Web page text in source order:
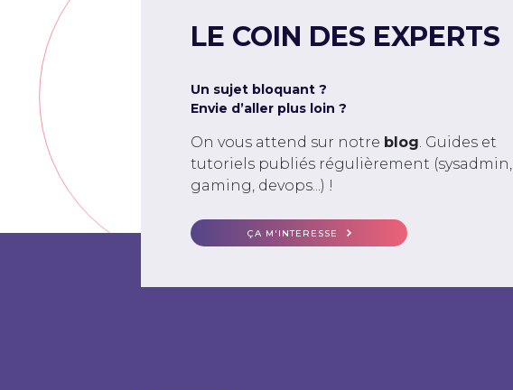
LE COIN DES EXPERTS
Un sujet bloquant ?
Envie d’aller plus loin ?
On vous attend sur notre blog. Guides et
tutoriels publiés régulièrement (sysadmin,
gaming, devops...) !
ÇA M'INTERESSE